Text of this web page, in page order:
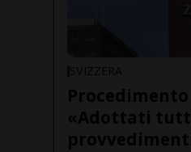
SVIZZERA
«Adottati